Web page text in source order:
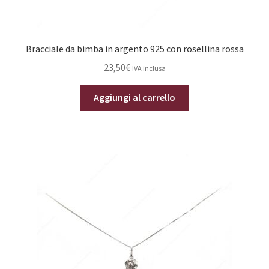
Bracciale da bimba in argento 925 con rosellina rossa
23,50€ IVA inclusa
Aggiungi al carrello